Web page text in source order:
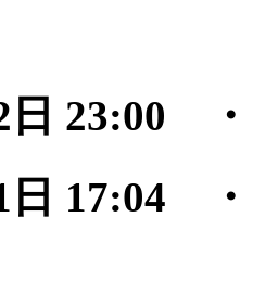
日 23:00
日 17:04